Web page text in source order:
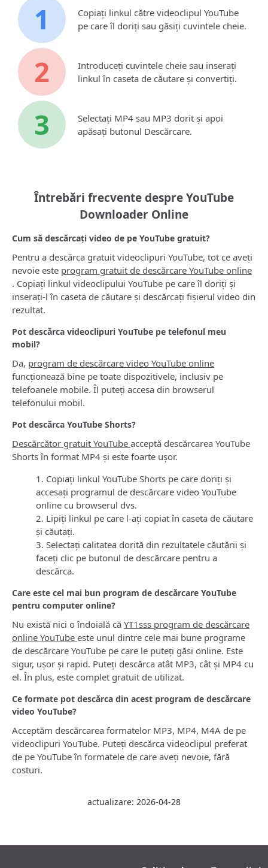
1
Copiați linkul către videoclipul YouTube
pe care îl doriți sau găsiți cuvintele cheie.
2
Introduceți cuvintele cheie sau inserați
linkul în caseta de căutare și convertiți.
3
Selectați MP4 sau MP3 dorit și apoi
apăsați butonul Descărcare.
Întrebări frecvente despre YouTube
Downloader Online
Cum să descărcați video de pe YouTube gratuit?
Pentru a descărca gratuit videoclipuri YouTube, tot ce aveți
nevoie este program gratuit de descărcare YouTube online
. Copiați linkul videoclipului YouTube pe care îl doriți și
inserați-l în caseta de căutare și descărcați fișierul video din
rezultat.
Pot descărca videoclipuri YouTube pe telefonul meu
mobil?
Da, program de descărcare video YouTube online
funcționează bine pe toate dispozitivele, inclusiv pe
telefoanele mobile. Îl puteți accesa din browserul
telefonului mobil.
Pot descărca YouTube Shorts?
Descărcător gratuit YouTube acceptă descărcarea YouTube
Shorts în format MP4 și este foarte ușor.
1. Copiați linkul YouTube Shorts pe care doriți și
accesați programul de descărcare video YouTube
online cu browserul dvs.
2. Lipiți linkul pe care l-ați copiat în caseta de căutare
și căutați.
3. Selectați calitatea dorită din rezultatele căutării și
faceți clic pe butonul de descărcare pentru a
descărca.
Care este cel mai bun program de descărcare YouTube
pentru computer online?
Nu există nici o îndoială că YT1sss program de descărcare
online YouTube este unul dintre cele mai bune programe
de descărcare YouTube pe care le puteți găsi online. Este
sigur, ușor și rapid. Puteți descărca atât MP3, cât și MP4 cu
el. În plus, este complet gratuit de utilizat.
Ce formate pot descărca din acest program de descărcare
video YouTube?
Acceptăm descărcarea formatelor MP3, MP4, M4A de pe
videoclipuri YouTube. Puteți descărca videoclipul preferat
de pe YouTube în formatele de care aveți nevoie, fără
costuri.
actualizare: 2026-04-28